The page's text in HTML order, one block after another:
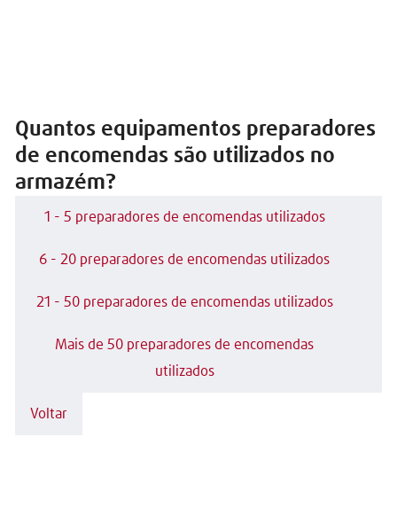
Quantos equipamentos preparadores
de encomendas são utilizados no
armazém?
1 - 5 preparadores de encomendas utilizados
6 - 20 preparadores de encomendas utilizados
21 - 50 preparadores de encomendas utilizados
Mais de 50 preparadores de encomendas
utilizados
Voltar